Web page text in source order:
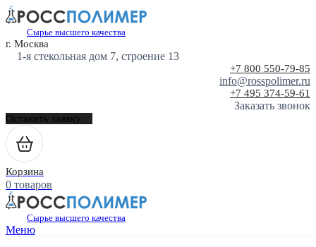
Сырье высшего качества
г. Москва
1-я стекольная дом 7, строение 13
+7 800 550-79-85
info@rosspolimer.ru
+7 495 374-59-61
Заказать звонок
Оставить заявку
Корзина
0 товаров
Сырье высшего качества
Меню